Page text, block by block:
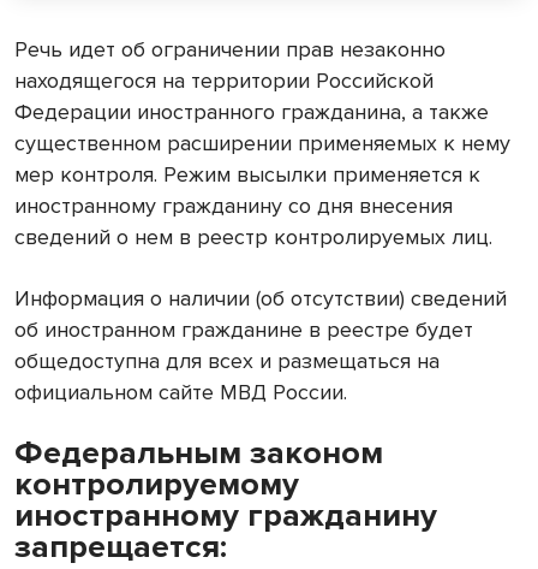
Речь идет об ограничении прав незаконно
находящегося на территории Российской
Федерации иностранного гражданина, а также
существенном расширении применяемых к нему
мер контроля. Режим высылки применяется к
иностранному гражданину со дня внесения
сведений о нем в реестр контролируемых лиц.
Информация о наличии (об отсутствии) сведений
об иностранном гражданине в реестре будет
общедоступна для всех и размещаться на
официальном сайте МВД России.
Федеральным законом
контролируемому
иностранному гражданину
запрещается: